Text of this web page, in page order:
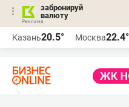
забронируй
валюту
Казань20.5° Москва22.4°